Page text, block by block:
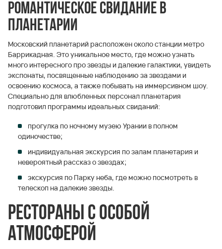
Романтическое свидание в
планетарии
Московский планетарий расположен около станции метро
Баррикадная. Это уникальное место, где можно узнать
много интересного про звезды и далекие галактики, увидеть
экспонаты, посвященные наблюдению за звездами и
освоению космоса, а также побывать на иммерсивном шоу.
Специально для влюбленных персонал планетария
подготовил программы идеальных свиданий:
прогулка по ночному музею Урании в полном
одиночестве;
индивидуальная экскурсия по залам планетария и
невероятный рассказ о звездах;
экскурсия по Парку неба, где можно посмотреть в
телескоп на далекие звезды.
Рестораны с особой
атмосферой